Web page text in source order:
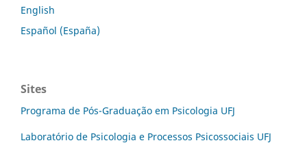
English
Español (España)
Sites
Programa de Pós-Graduação em Psicologia UFJ
Laboratório de Psicologia e Processos Psicossociais UFJ